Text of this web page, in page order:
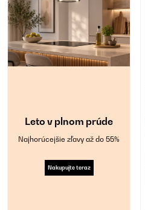
Leto v plnom prúde
Najhorúcejšie zľavy až do 55%
Nakupujte teraz